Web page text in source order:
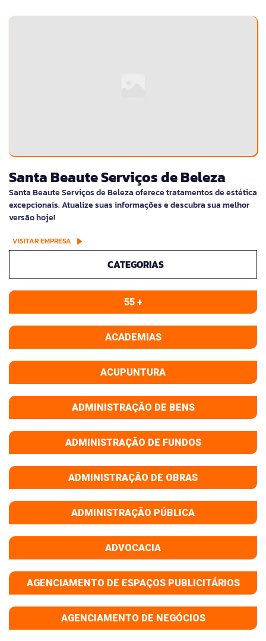
Santa Beaute Serviços de Beleza
Santa Beaute Serviços de Beleza oferece tratamentos de estética
excepcionais. Atualize suas informações e descubra sua melhor
versão hoje!
VISITAR EMPRESA
CATEGORIAS
55 +
ACADEMIAS
ACUPUNTURA
ADMINISTRAÇÃO DE BENS
ADMINISTRAÇÃO DE FUNDOS
ADMINISTRAÇÃO DE OBRAS
ADMINISTRAÇÃO PÚBLICA
ADVOCACIA
AGENCIAMENTO DE ESPAÇOS PUBLICITÁRIOS
AGENCIAMENTO DE NEGÓCIOS